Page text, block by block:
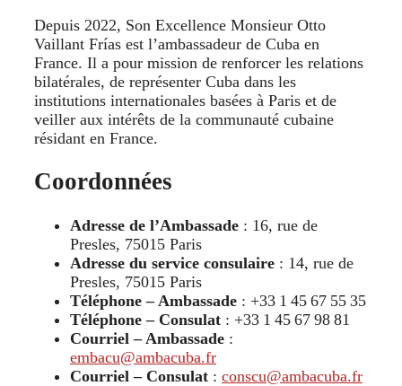
Depuis 2022, Son Excellence Monsieur Otto
Vaillant Frías est l’ambassadeur de Cuba en
France. Il a pour mission de renforcer les relations
bilatérales, de représenter Cuba dans les
institutions internationales basées à Paris et de
veiller aux intérêts de la communauté cubaine
résidant en France.
Coordonnées
Adresse de l’Ambassade : 16, rue de
Presles, 75015 Paris
Adresse du service consulaire : 14, rue de
Presles, 75015 Paris
Téléphone – Ambassade : +33 1 45 67 55 35
Téléphone – Consulat : +33 1 45 67 98 81
Courriel – Ambassade :
embacu@ambacuba.fr
Courriel – Consulat : conscu@ambacuba.fr